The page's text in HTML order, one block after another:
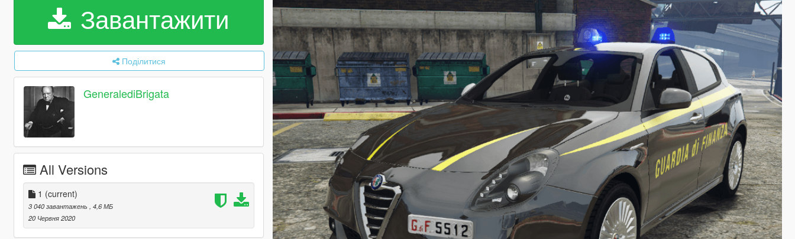
Завантажити
Поділитися
GeneralediBrigata
All Versions
1 (current)
3 040 завантажень
, 4,6 МБ
20 Червня 2020